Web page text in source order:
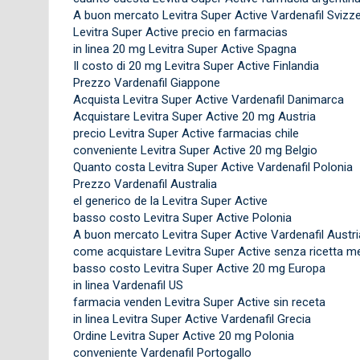
A buon mercato Levitra Super Active Vardenafil
Levitra Super Active precio en farmacias
in linea 20 mg Levitra Super Active Spagna
Il costo di 20 mg Levitra Super Active Finlandia
Prezzo Vardenafil Giappone
Acquista Levitra Super Active Vardenafil Danimarca
Acquistare Levitra Super Active 20 mg Austria
precio Levitra Super Active farmacias chile
conveniente Levitra Super Active 20 mg Belgio
Quanto costa Levitra Super Active Vardenafil Polonia
Prezzo Vardenafil Australia
el generico de la Levitra Super Active
basso costo Levitra Super Active Polonia
A buon mercato Levitra Super Active Vardenafil
come acquistare Levitra Super Active senza ricetta
basso costo Levitra Super Active 20 mg Europa
in linea Vardenafil US
farmacia venden Levitra Super Active sin receta
in linea Levitra Super Active Vardenafil Grecia
Ordine Levitra Super Active 20 mg Polonia
conveniente Vardenafil Portogallo